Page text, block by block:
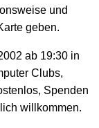
und
geben.
ab 19:30 in
Clubs,
Spenden
willkommen.